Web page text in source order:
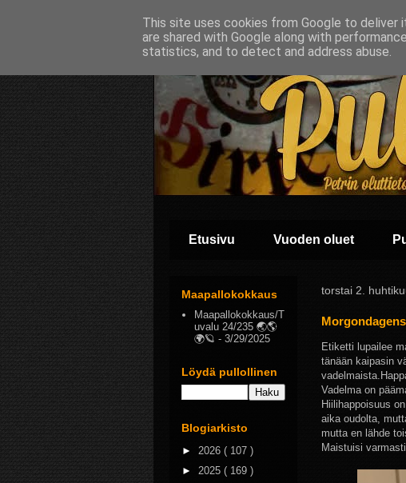
Etusivu Vuoden oluet
torstai 2.
Etiketti lupailee
tänään kaipasin
Vadelma on
Hiilihappoisuus
aika oudolta,
mutta en lähde
Maistuisi
Maapallokokkaus
Maapallokokkaus/T
uvalu 24/235 🌏🌎
🌍🪐 - 3/29/2025
Löydä pullollinen
Blogiarkisto
► 2026 ( 107 )
► 2025 ( 169 )
This site uses cookies from Google to deliver
are shared with Google along with
statistics, and to detect and address abuse.